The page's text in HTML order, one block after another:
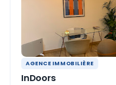
AGENCE IMMOBILIÈRE
InDoors